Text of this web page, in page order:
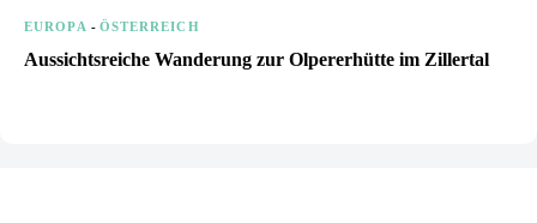
EUROPA - ÖSTERREICH
Aussichtsreiche Wanderung zur Olpererhütte im Zillertal